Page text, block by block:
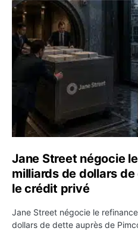
Jane Street négocie le
Jane Street négocie
milliards de dollars
le crédit privé
Jane Street négocie le
dollars de dette auprès de